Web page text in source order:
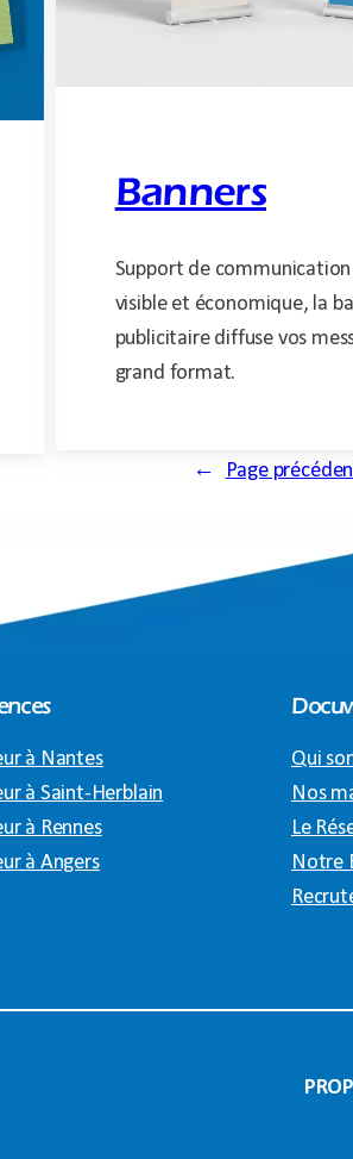
Banners
Support de
visible et économique, la
publicitaire diffuse vos
grand format.
← Page
à Nantes
à Saint-Herblain
à Rennes
à Angers
Qui
Nos
Le
Notre